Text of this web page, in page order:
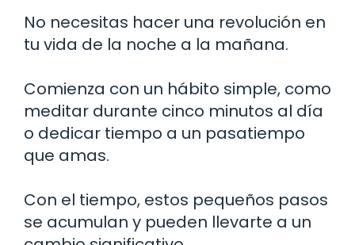
No necesitas hacer una revolución en
tu vida de la noche a la mañana.
Comienza con un hábito simple, como
meditar durante cinco minutos al día
o dedicar tiempo a un pasatiempo
que amas.
Con el tiempo, estos pequeños pasos
se acumulan y pueden llevarte a un